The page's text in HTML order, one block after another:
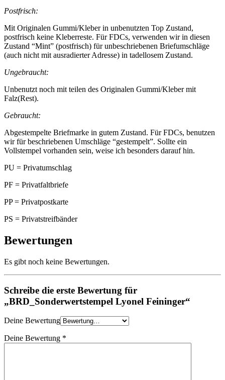
Postfrisch:
Mit Originalen Gummi/Kleber in unbenutzten Top Zustand,
postfrisch keine Kleberreste. Für FDCs, verwenden wir in diesen
Zustand “Mint” (postfrisch) für unbeschriebenen Briefumschläge
(auch nicht mit ausradierter Adresse) in tadellosem Zustand.
Ungebraucht:
Unbenutzt noch mit teilen des Originalen Gummi/Kleber mit
Falz(Rest).
Gebraucht:
Abgestempelte Briefmarke in gutem Zustand. Für FDCs, benutzen
wir für beschriebenen Umschläge “gestempelt”. Sollte ein
Vollstempel vorhanden sein, weise ich besonders darauf hin.
PU = Privatumschlag
PF = Privatfaltbriefe
PP = Privatpostkarte
PS = Privatstreifbänder
Bewertungen
Es gibt noch keine Bewertungen.
Schreibe die erste Bewertung für
„BRD_Sonderwertstempel Lyonel Feininger“
Deine Bewertung
Deine Bewertung *